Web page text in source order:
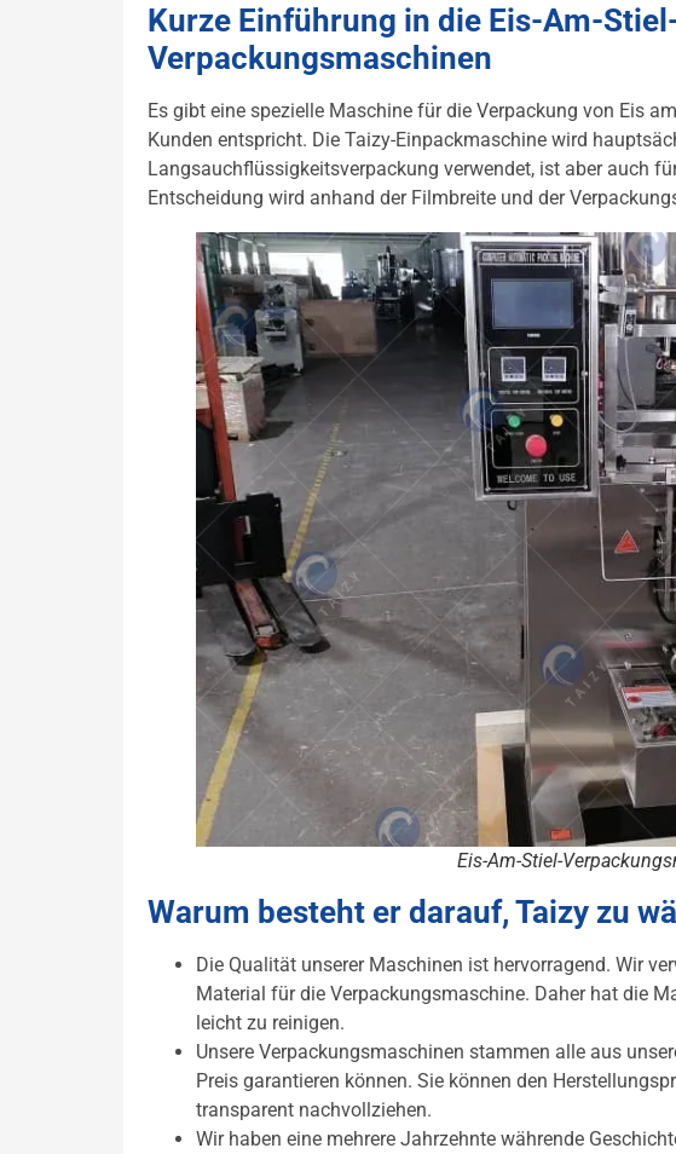
Kurze Einführung in die Eis-Am-
Verpackungsmaschinen
Es gibt eine spezielle Maschine für die Verpackung von Eis
Kunden entspricht. Die Taizy-Einpackmaschine wird
Langsauchflüssigkeitsverpackung verwendet, ist aber auch
Entscheidung wird anhand der Filmbreite und der
Eis-Am-Stiel-
Warum besteht er darauf, Taizy zu
Die Qualität unserer Maschinen ist hervorragend. Wir
Material für die Verpackungsmaschine. Daher hat die
leicht zu reinigen.
Unsere Verpackungsmaschinen stammen alle aus
Preis garantieren können. Sie können den
transparent nachvollziehen.
Wir haben eine mehrere Jahrzehnte währende